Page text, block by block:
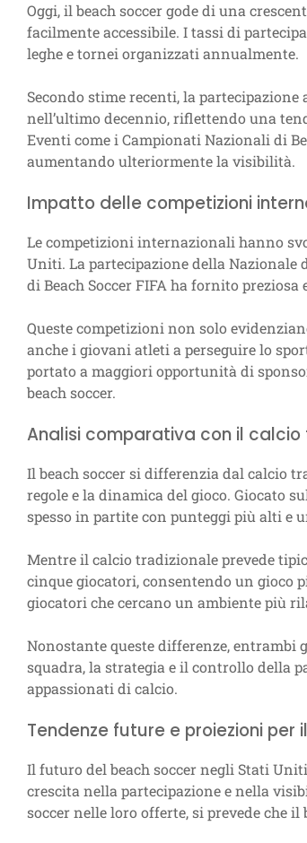
Oggi, il beach soccer gode di una
facilmente accessibile. I tassi di
leghe e tornei organizzati annualmente.
Secondo stime recenti, la
nell’ultimo decennio, riflettendo una
Eventi come i Campionati Nazionali di
aumentando ulteriormente la visibilità.
Impatto delle competizioni
Le competizioni internazionali hanno
Uniti. La partecipazione della Nazionale
di Beach Soccer FIFA ha fornito preziosa
Queste competizioni non solo
anche i giovani atleti a perseguire lo
portato a maggiori opportunità di
beach soccer.
Analisi comparativa con il calcio
Il beach soccer si differenzia dal calcio
regole e la dinamica del gioco. Giocato
spesso in partite con punteggi più alti e
Mentre il calcio tradizionale prevede
cinque giocatori, consentendo un gioco
giocatori che cercano un ambiente più
Nonostante queste differenze,
squadra, la strategia e il controllo della
appassionati di calcio.
Tendenze future e proiezioni per
Il futuro del beach soccer negli Stati
crescita nella partecipazione e nella
soccer nelle loro offerte, si prevede che